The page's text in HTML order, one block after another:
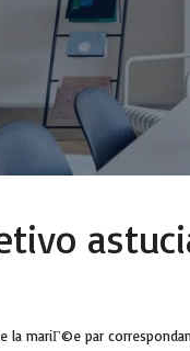
la mariГ©e par